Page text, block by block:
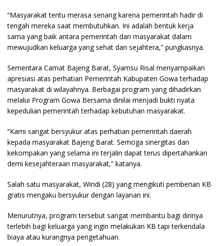
“Masyarakat tentu merasa senang karena pemerintah hadir di
tengah mereka saat membutuhkan. Ini adalah bentuk kerja
sama yang baik antara pemerintah dan masyarakat dalam
mewujudkan keluarga yang sehat dan sejahtera,” pungkasnya.
Sementara Camat Bajeng Barat, Syamsu Risal menyampaikan
apresiasi atas perhatian Pemerintah Kabupaten Gowa terhadap
masyarakat di wilayahnya. Berbagai program yang dihadirkan
melalui Program Gowa Bersama dinilai menjadi bukti nyata
kepedulian pemerintah terhadap kebutuhan masyarakat.
“Kami sangat bersyukur atas perhatian pemerintah daerah
kepada masyarakat Bajeng Barat. Semoga sinergitas dan
kekompakan yang selama ini terjalin dapat terus dipertahankan
demi kesejahteraan masyarakat,” katanya.
Salah satu masyarakat, Windi (28) yang mengikuti pemberian KB
gratis mengaku bersyukur dengan layanan ini.
Menurutnya, program tersebut sangat membantu bagi dirinya
terlebih bagi keluarga yang ingin melakukan KB tapi terkendala
biaya atau kurangnya pengetahuan.